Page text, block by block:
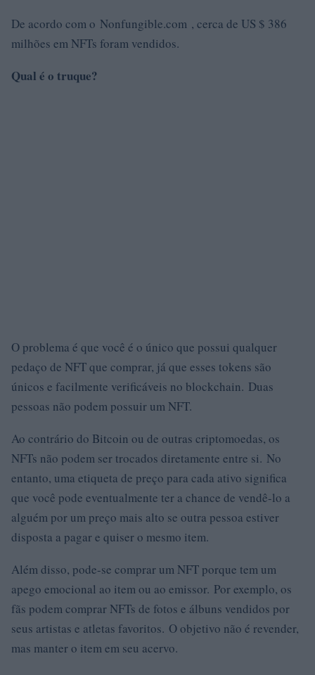
De acordo com o Nonfungible.com , cerca de US $ 386
milhões em NFTs foram vendidos.
Qual é o truque?
O problema é que você é o único que possui qualquer
pedaço de NFT que comprar, já que esses tokens são
únicos e facilmente verificáveis ​​no blockchain. Duas
pessoas não podem possuir um NFT.
Ao contrário do Bitcoin ou de outras criptomoedas, os
NFTs não podem ser trocados diretamente entre si. No
entanto, uma etiqueta de preço para cada ativo significa
que você pode eventualmente ter a chance de vendê-lo a
alguém por um preço mais alto se outra pessoa estiver
disposta a pagar e quiser o mesmo item.
Além disso, pode-se comprar um NFT porque tem um
apego emocional ao item ou ao emissor. Por exemplo, os
fãs podem comprar NFTs de fotos e álbuns vendidos por
seus artistas e atletas favoritos. O objetivo não é revender,
mas manter o item em seu acervo.